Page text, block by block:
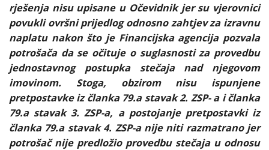
rješenja nisu upisane u Očevidnik jer su vjerovnici
povukli ovršni prijedlog odnosno zahtjev za izravnu
naplatu nakon što je Financijska agencija pozvala
potrošača da se očituje o suglasnosti za provedbu
jednostavnog postupka stečaja nad njegovom
imovinom. Stoga, obzirom nisu ispunjene
pretpostavke iz članka 79.a stavak 2. ZSP- a i članka
79.a stavak 3. ZSP-a, a postojanje pretpostavki iz
članka 79.a stavak 4. ZSP-a nije niti razmatrano jer
potrošač nije predložio provedbu stečaja u odnosu